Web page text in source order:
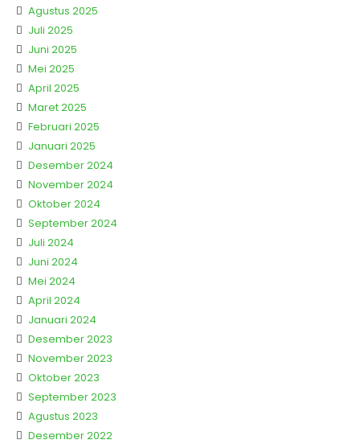
Agustus 2025
Juli 2025
Juni 2025
Mei 2025
April 2025
Maret 2025
Februari 2025
Januari 2025
Desember 2024
November 2024
Oktober 2024
September 2024
Juli 2024
Juni 2024
Mei 2024
April 2024
Januari 2024
Desember 2023
November 2023
Oktober 2023
September 2023
Agustus 2023
Desember 2022